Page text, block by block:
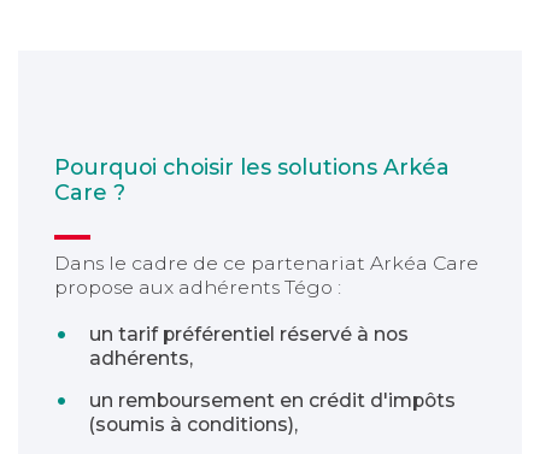
Pourquoi choisir les solutions Arkéa
Care ?
Dans le cadre de ce partenariat Arkéa Care
propose aux adhérents Tégo :
un tarif préférentiel réservé à nos
adhérents,
un remboursement en crédit d'impôts
(soumis à conditions),